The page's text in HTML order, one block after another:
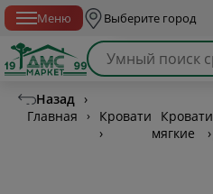
Меню Выберите город
Назад ›
Главная
›
Кровати
›
Кровати
мягкие
›